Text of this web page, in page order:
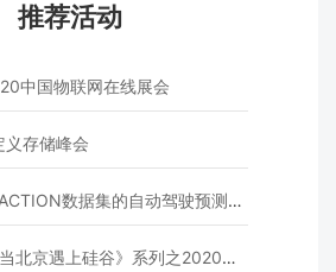
推荐活动
中国物联网在线展会
存储峰会
数据集的自动驾驶预测模型挑战赛
遇上硅谷》系列之2020年度开源峰会